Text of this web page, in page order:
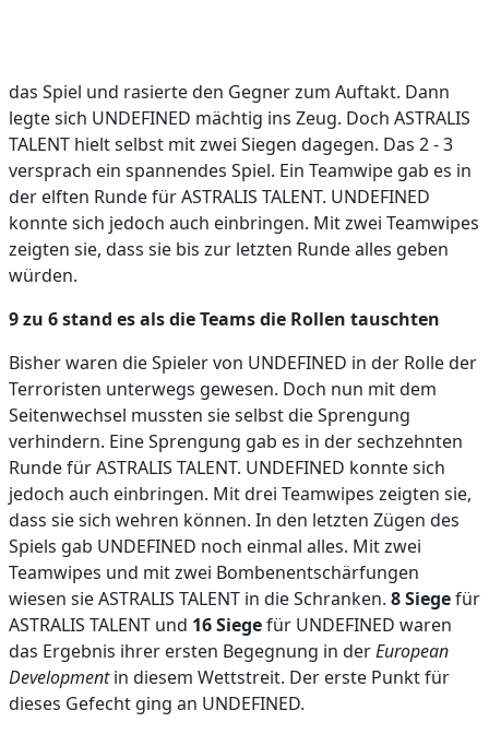
das Spiel und rasierte den Gegner zum Auftakt. Dann
legte sich UNDEFINED mächtig ins Zeug. Doch ASTRALIS
TALENT hielt selbst mit zwei Siegen dagegen. Das 2 - 3
versprach ein spannendes Spiel. Ein Teamwipe gab es in
der elften Runde für ASTRALIS TALENT. UNDEFINED
konnte sich jedoch auch einbringen. Mit zwei Teamwipes
zeigten sie, dass sie bis zur letzten Runde alles geben
würden.
9 zu 6 stand es als die Teams die Rollen tauschten
Bisher waren die Spieler von UNDEFINED in der Rolle der
Terroristen unterwegs gewesen. Doch nun mit dem
Seitenwechsel mussten sie selbst die Sprengung
verhindern. Eine Sprengung gab es in der sechzehnten
Runde für ASTRALIS TALENT. UNDEFINED konnte sich
jedoch auch einbringen. Mit drei Teamwipes zeigten sie,
dass sie sich wehren können. In den letzten Zügen des
Spiels gab UNDEFINED noch einmal alles. Mit zwei
Teamwipes und mit zwei Bombenentschärfungen
wiesen sie ASTRALIS TALENT in die Schranken. 8 Siegefür
ASTRALIS TALENT und 16 Siegefür UNDEFINED waren
das Ergebnis ihrer ersten Begegnung in derEuropean
Developmentin diesem Wettstreit. Der erste Punkt für
dieses Gefecht ging an UNDEFINED.